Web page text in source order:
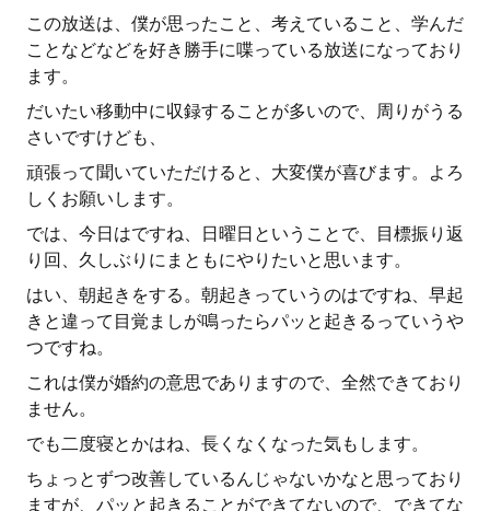
この放送は、僕が思ったこと、考えていること、学んだ
ことなどなどを好き勝手に喋っている放送になっており
ます。
だいたい移動中に収録することが多いので、周りがうる
さいですけども、
頑張って聞いていただけると、大変僕が喜びます。よろ
しくお願いします。
では、今日はですね、日曜日ということで、目標振り返
り回、久しぶりにまともにやりたいと思います。
はい、朝起きをする。朝起きっていうのはですね、早起
きと違って目覚ましが鳴ったらパッと起きるっていうや
つですね。
これは僕が婚約の意思でありますので、全然できており
ません。
でも二度寝とかはね、長くなくなった気もします。
ちょっとずつ改善しているんじゃないかなと思っており
ますが、パッと起きることができてないので、できてな